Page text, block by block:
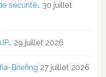
sécurité… 30 juillet
29 juillet 2026
Briefing 27 juillet 2026